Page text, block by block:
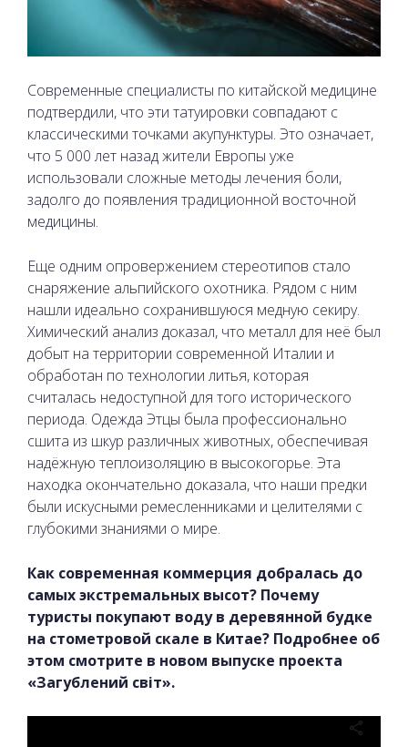
Современные специалисты по китайской медицине
подтвердили, что эти татуировки совпадают с
классическими точками акупунктуры. Это означает,
что 5 000 лет назад жители Европы уже
использовали сложные методы лечения боли,
задолго до появления традиционной восточной
медицины.
Еще одним опровержением стереотипов стало
снаряжение альпийского охотника. Рядом с ним
нашли идеально сохранившуюся медную секиру.
Химический анализ доказал, что металл для неё был
добыт на территории современной Италии и
обработан по технологии литья, которая
считалась недоступной для того исторического
периода. Одежда Этцы была профессионально
сшита из шкур различных животных, обеспечивая
надёжную теплоизоляцию в высокогорье. Эта
находка окончательно доказала, что наши предки
были искусными ремесленниками и целителями с
глубокими знаниями о мире.
Как современная коммерция добралась до
самых экстремальных высот? Почему
туристы покупают воду в деревянной будке
на стометровой скале в Китае? Подробнее об
этом смотрите в новом выпуске проекта
«Загублений світ».